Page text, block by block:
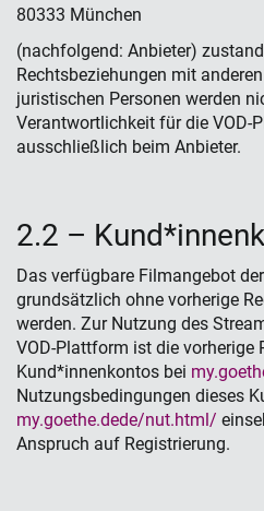
80333 München
(nachfolgend: Anbieter)
Rechtsbeziehungen mit
juristischen Personen werden
Verantwortlichkeit für die VOD-
ausschließlich beim Anbieter.
2.2 –
Das verfügbare Filmangebot
grundsätzlich ohne vorherige
werden. Zur Nutzung des
VOD-Plattform ist die vorherige
Kund*innenkontos bei
Nutzungsbedingungen dieses
my.goethe.dede/nut.html/
Anspruch auf Registrierung.